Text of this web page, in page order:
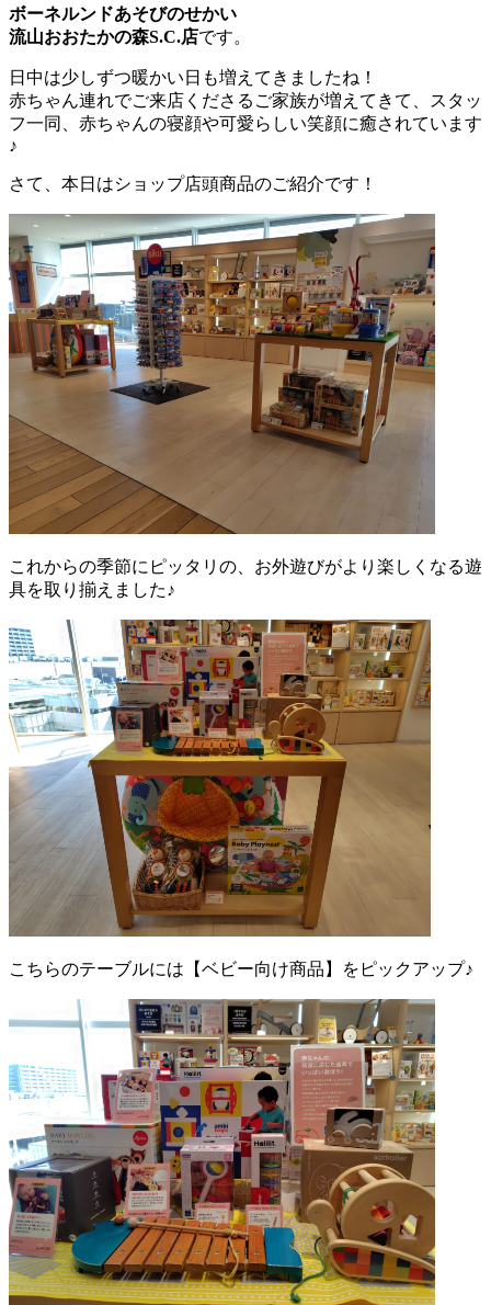
ボーネルンドあそびのせかい
流山おおたかの森S.C.店です。
日中は少しずつ暖かい日も増えてきましたね！
赤ちゃん連れでご来店くださるご家族が増えてきて、スタッ
フ一同、赤ちゃんの寝顔や可愛らしい笑顔に癒されています
♪
さて、本日はショップ店頭商品のご紹介です！
これからの季節にピッタリの、お外遊びがより楽しくなる遊
具を取り揃えました♪
こちらのテーブルには【ベビー向け商品】をピックアップ♪